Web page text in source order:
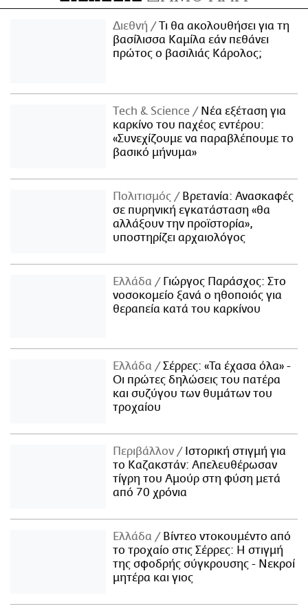
Διεθνή
Τι θα ακολουθήσει για τη
βασίλισσα Καμίλα εάν πεθάνει
πρώτος ο βασιλιάς Κάρολος;
Τech & Science
Νέα εξέταση για
καρκίνο του παχέος εντέρου:
«Συνεχίζουμε να παραβλέπουμε το
βασικό μήνυμα»
Πολιτισμός
Βρετανία: Ανασκαφές
σε πυρηνική εγκατάσταση «θα
αλλάξουν την προϊστορία»,
υποστηρίζει αρχαιολόγος
Ελλάδα
Γιώργος Παράσχος: Στο
νοσοκομείο ξανά ο ηθοποιός για
θεραπεία κατά του καρκίνου
Ελλάδα
Σέρρες: «Τα έχασα όλα» -
Οι πρώτες δηλώσεις του πατέρα
και συζύγου των θυμάτων του
τροχαίου
Περιβάλλον
Ιστορική στιγμή για
το Καζακστάν: Απελευθέρωσαν
τίγρη του Αμούρ στη φύση μετά
από 70 χρόνια
Ελλάδα
Βίντεο ντοκουμέντο από
το τροχαίο στις Σέρρες: Η στιγμή
της σφοδρής σύγκρουσης - Νεκροί
μητέρα και γιος